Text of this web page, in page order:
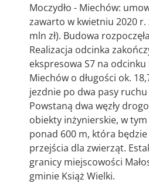
Moczydło - Miechów:
zawarto w kwietniu 2020
mln zł). Budowa
Realizacja odcinka
ekspresowa S7 na odcinku
Miechów o długości ok.
jezdnie po dwa pasy
Powstaną dwa węzły
obiekty inżynierskie, w
ponad 600 m, która będzie
przejścia dla zwierząt.
granicy miejscowości
gminie Książ Wielki.